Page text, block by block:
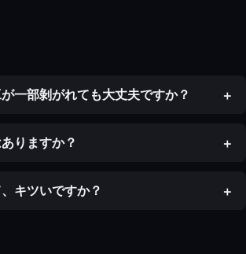
一部剝がれても大丈夫ですか？
りますか？
キツいですか？